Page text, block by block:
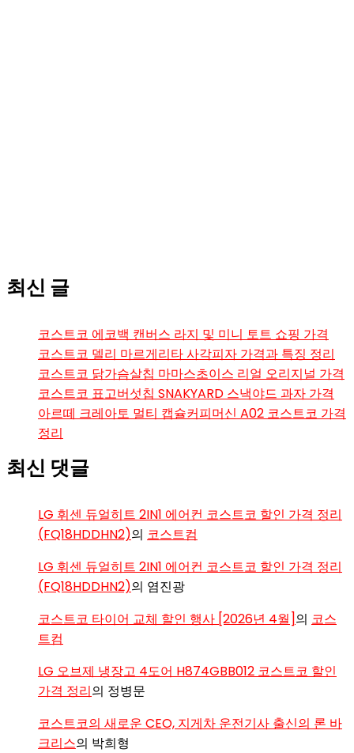
최신 글
코스트코 에코백 캔버스 라지 및 미니 토트 쇼핑 가격
코스트코 델리 마르게리타 사각피자 가격과 특징 정리
코스트코 닭가슴살칩 마마스초이스 리얼 오리지널 가격
코스트코 표고버섯칩 SNAKYARD 스낵야드 과자 가격
아르떼 크레아토 멀티 캡슐커피머신 A02 코스트코 가격
정리
최신 댓글
LG 휘센 듀얼히트 2IN1 에어컨 코스트코 할인 가격 정리
(FQ18HDDHN2)의 코스트컴
LG 휘센 듀얼히트 2IN1 에어컨 코스트코 할인 가격 정리
(FQ18HDDHN2)의 염진광
코스트코 타이어 교체 할인 행사 [2026년 4월]의 코스
트컴
LG 오브제 냉장고 4도어 H874GBB012 코스트코 할인
가격 정리의 정병문
코스트코의 새로운 CEO, 지게차 운전기사 출신의 론 바
크리스의 박희형